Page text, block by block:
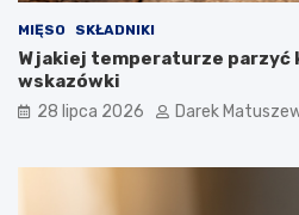
MIĘSO SKŁADNIKI
W jakiej temperaturze parzyć
wskazówki
28 lipca 2026 Darek